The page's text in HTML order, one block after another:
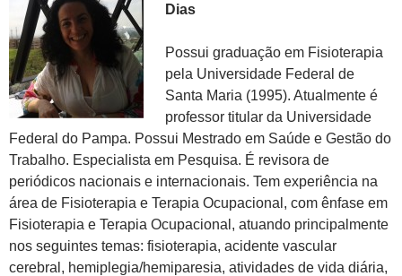
Dias
Possui graduação em Fisioterapia
pela Universidade Federal de
Santa Maria (1995). Atualmente é
professor titular da Universidade
Federal do Pampa. Possui Mestrado em Saúde e Gestão do
Trabalho. Especialista em Pesquisa. É revisora de
periódicos nacionais e internacionais. Tem experiência na
área de Fisioterapia e Terapia Ocupacional, com ênfase em
Fisioterapia e Terapia Ocupacional, atuando principalmente
nos seguintes temas: fisioterapia, acidente vascular
cerebral, hemiplegia/hemiparesia, atividades de vida diária,